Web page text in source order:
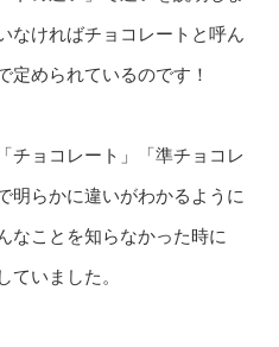
なければチョコレートと呼ん
定められているのです！
チョコレート」「準チョコレ
明らかに違いがわかるように
なことを知らなかった時に
ていました。